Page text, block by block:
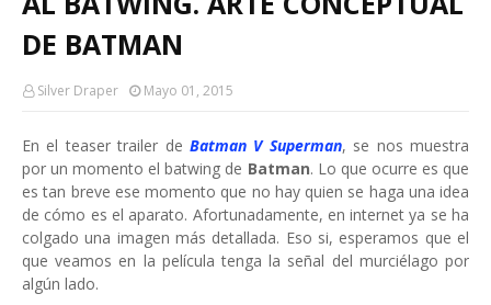
DE BATMAN
Silver Draper Mayo 01, 2015
En el teaser trailer de Batman V Superman, se nos muestra
por un momento el batwing de Batman. Lo que ocurre es que
es tan breve ese momento que no hay quien se haga una idea
de cómo es el aparato. Afortunadamente, en internet ya se ha
colgado una imagen más detallada. Eso si, esperamos que el
que veamos en la película tenga la señal del murciélago por
algún lado.